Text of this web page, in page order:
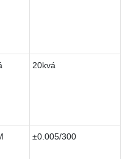
20kvá
±0.005/300